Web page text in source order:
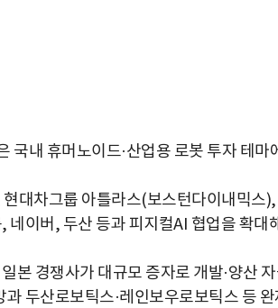
국내 휴머노이드·산업용 로봇 투자 테마
대차그룹 아틀라스(보스턴다이내믹스
네이버, 두산 등과 피지컬AI 협업을 확대
본 경쟁사가 대규모 증자로 개발·양산
과 두산로보틱스·레인보우로보틱스 등